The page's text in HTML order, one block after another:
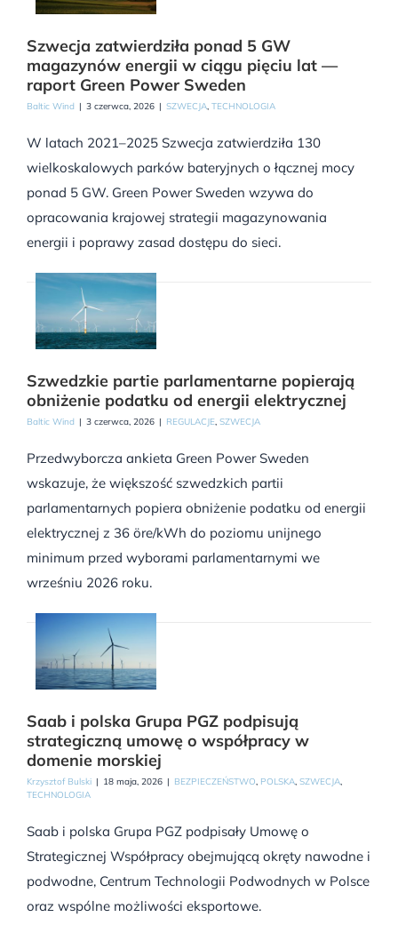
Szwecja zatwierdziła ponad 5 GW
magazynów energii w ciągu pięciu lat —
raport Green Power Sweden
Baltic Wind | 3 czerwca, 2026 | SZWECJA, TECHNOLOGIA
W latach 2021–2025 Szwecja zatwierdziła 130
wielkoskalowych parków bateryjnych o łącznej mocy
ponad 5 GW. Green Power Sweden wzywa do
opracowania krajowej strategii magazynowania
energii i poprawy zasad dostępu do sieci.
Szwedzkie partie parlamentarne popierają
obniżenie podatku od energii elektrycznej
Baltic Wind | 3 czerwca, 2026 | REGULACJE, SZWECJA
Przedwyborcza ankieta Green Power Sweden
wskazuje, że większość szwedzkich partii
parlamentarnych popiera obniżenie podatku od energii
elektrycznej z 36 öre/kWh do poziomu unijnego
minimum przed wyborami parlamentarnymi we
wrześniu 2026 roku.
Saab i polska Grupa PGZ podpisują
strategiczną umowę o współpracy w
domenie morskiej
Krzysztof Bulski | 18 maja, 2026 | BEZPIECZEŃSTWO, POLSKA, SZWECJA,
TECHNOLOGIA
Saab i polska Grupa PGZ podpisały Umowę o
Strategicznej Współpracy obejmującą okręty nawodne i
podwodne, Centrum Technologii Podwodnych w Polsce
oraz wspólne możliwości eksportowe.